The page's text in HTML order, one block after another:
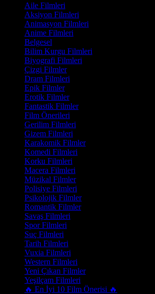
Aile Filmleri
Aksiyon Filmleri
Animasyon Filmleri
Anime Filmleri
Belgesel
Bilim Kurgu Filmleri
Biyografi Filmleri
Çizgi Filmler
Dram Filmleri
Epik Filmler
Erotik Filmler
Fantastik Filmler
Film Önerileri
Gerilim Filmleri
Gizem Filmleri
Karakomik Filmler
Komedi Filmleri
Korku Filmleri
Macera Filmleri
Müzikal Filmler
Polisiye Filmleri
Psikolojik Filmler
Romantik Filmler
Savaş Filmleri
Spor Filmleri
Suç Filmleri
Tarih Filmleri
Vuxia Filmleri
Western Filmleri
Yeni Çıkan Filmler
Yeşilçam Filmleri
🔥 En İyi 10 Film Önerisi 🔥